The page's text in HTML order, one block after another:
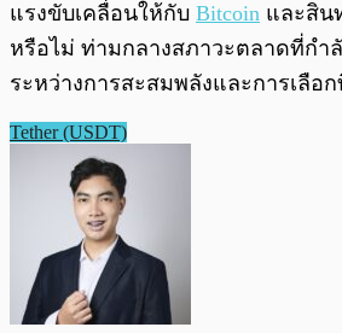
แรงขับเคลื่อนให้กับ Bitcoin และสิน
หรือไม่ ท่ามกลางสภาวะตลาดที่กำ
ระหว่างการสะสมพลังและการเลือ
Tether (USDT)